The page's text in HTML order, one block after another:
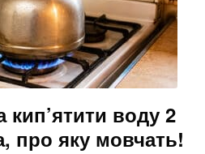
воду 2
про яку мовчать!